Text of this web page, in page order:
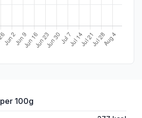
for 'Døgnvill Burgerbrød 4*90g'
per 100g